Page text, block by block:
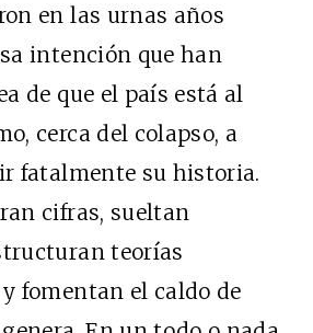
en las urnas años
intención que han
de que el país está al
cerca del colapso, a
fatalmente su historia.
cifras, sueltan
teorías
fomentan el caldo de